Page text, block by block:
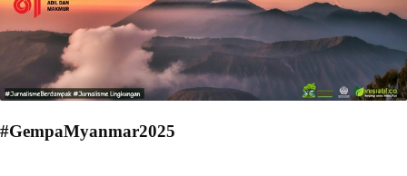
#GempaMyanmar2025